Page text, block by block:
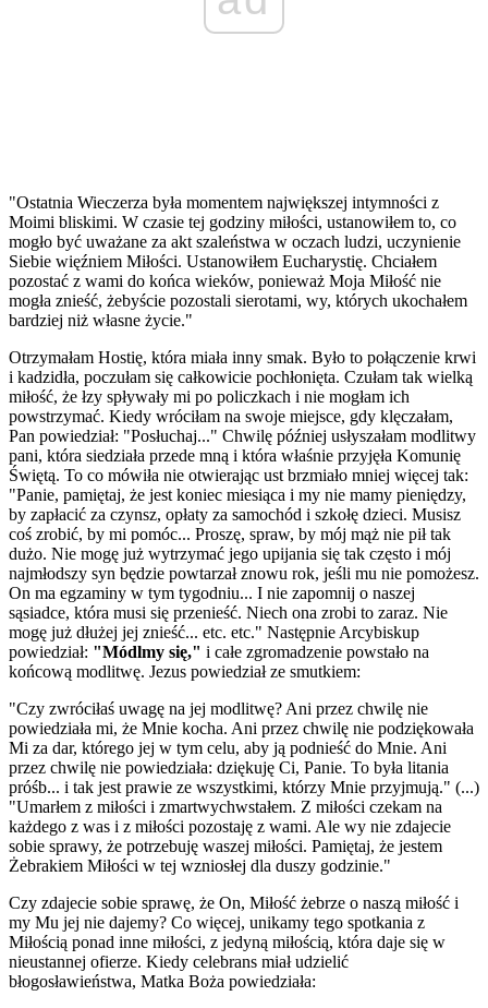
"Ostatnia Wieczerza była momentem największej intymności z
Moimi bliskimi. W czasie tej godziny miłości, ustanowiłem to, co
mogło być uważane za akt szaleństwa w oczach ludzi, uczynienie
Siebie więźniem Miłości. Ustanowiłem Eucharystię. Chciałem
pozostać z wami do końca wieków, ponieważ Moja Miłość nie
mogła znieść, żebyście pozostali sierotami, wy, których ukochałem
bardziej niż własne życie."
Otrzymałam Hostię, która miała inny smak. Było to połączenie krwi
i kadzidła, poczułam się całkowicie pochłonięta. Czułam tak wielką
miłość, że łzy spływały mi po policzkach i nie mogłam ich
powstrzymać. Kiedy wróciłam na swoje miejsce, gdy klęczałam,
Pan powiedział: "Posłuchaj..." Chwilę później usłyszałam modlitwy
pani, która siedziała przede mną i która właśnie przyjęła Komunię
Świętą. To co mówiła nie otwierając ust brzmiało mniej więcej tak:
"Panie, pamiętaj, że jest koniec miesiąca i my nie mamy pieniędzy,
by zapłacić za czynsz, opłaty za samochód i szkołę dzieci. Musisz
coś zrobić, by mi pomóc... Proszę, spraw, by mój mąż nie pił tak
dużo. Nie mogę już wytrzymać jego upijania się tak często i mój
najmłodszy syn będzie powtarzał znowu rok, jeśli mu nie pomożesz.
On ma egzaminy w tym tygodniu... I nie zapomnij o naszej
sąsiadce, która musi się przenieść. Niech ona zrobi to zaraz. Nie
mogę już dłużej jej znieść... etc. etc." Następnie Arcybiskup
powiedział: "Módlmy się," i całe zgromadzenie powstało na
końcową modlitwę. Jezus powiedział ze smutkiem:
"Czy zwróciłaś uwagę na jej modlitwę? Ani przez chwilę nie
powiedziała mi, że Mnie kocha. Ani przez chwilę nie podziękowała
Mi za dar, którego jej w tym celu, aby ją podnieść do Mnie. Ani
przez chwilę nie powiedziała: dziękuję Ci, Panie. To była litania
próśb... i tak jest prawie ze wszystkimi, którzy Mnie przyjmują." (...)
"Umarłem z miłości i zmartwychwstałem. Z miłości czekam na
każdego z was i z miłości pozostaję z wami. Ale wy nie zdajecie
sobie sprawy, że potrzebuję waszej miłości. Pamiętaj, że jestem
Żebrakiem Miłości w tej wzniosłej dla duszy godzinie."
Czy zdajecie sobie sprawę, że On, Miłość żebrze o naszą miłość i
my Mu jej nie dajemy? Co więcej, unikamy tego spotkania z
Miłością ponad inne miłości, z jedyną miłością, która daje się w
nieustannej ofierze. Kiedy celebrans miał udzielić
błogosławieństwa, Matka Boża powiedziała: